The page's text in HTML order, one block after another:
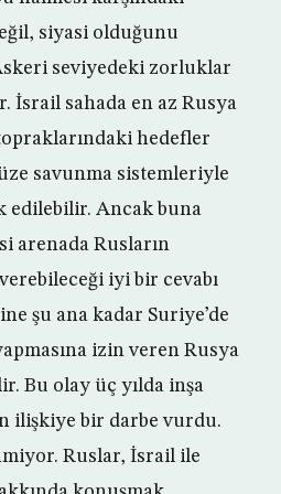
siyasi olduğunu
seviyedeki zorluklar
İsrail sahada en az Rusya
hedefler
savunma sistemleriyle
edilebilir. Ancak buna
arenada Rusların
iyi bir cevabı
şu ana kadar Suriye’de
izin veren Rusya
Bu olay üç yılda inşa
ilişkiye bir darbe vurdu.
Ruslar, İsrail ile